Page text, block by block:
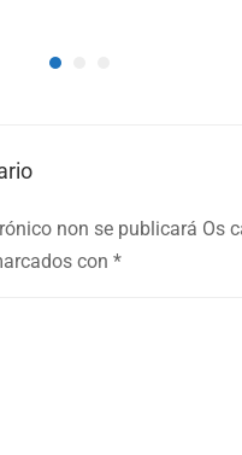
non se publicará Os
con *